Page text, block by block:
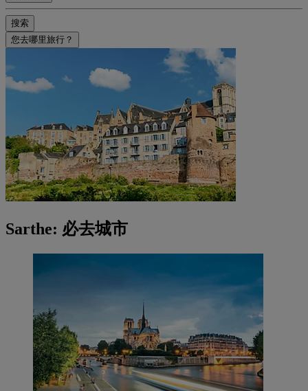
搜索
您去哪里旅行？
Sarthe: 必去城市